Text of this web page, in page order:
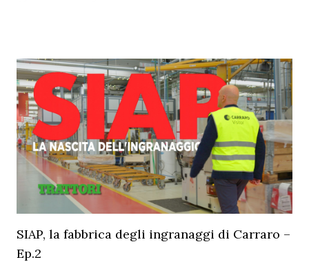
SIAP, la fabbrica degli ingranaggi di Carraro –
Ep.2